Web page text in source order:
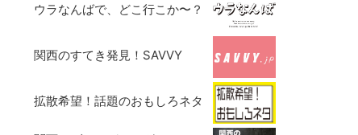
ウラなんばで、どこ行こか〜？
関西のすてき発見！SAVVY
拡散希望！話題のおもしろネタ